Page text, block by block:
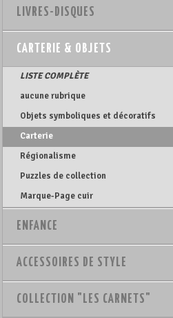
LIVRES-DISQUES
CARTERIE & OBJETS
LISTE COMPLÈTE
aucune rubrique
Objets symboliques et décoratifs
Carterie
Régionalisme
Puzzles de collection
Marque-Page cuir
ENFANCE
ACCESSOIRES DE STYLE
COLLECTION "LES CARNETS"